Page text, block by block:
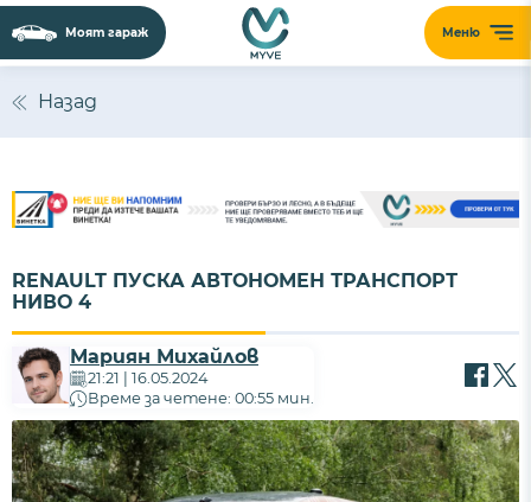
Меню
Моят гараж
Назад
RENAULT ПУСКА АВТОНОМЕН ТРАНСПОРТ
НИВО 4
Мариян Михайлов
21:21 | 16.05.2024
Време за четене: 00:55 мин.